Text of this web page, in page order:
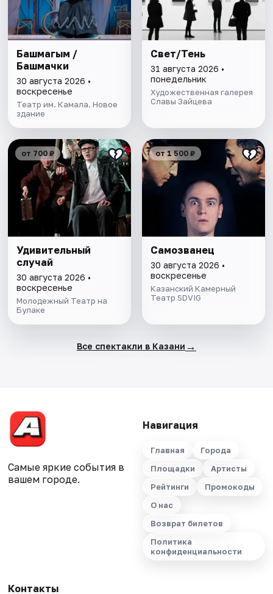
Башмагым /
Башмачки
30 августа 2026 •
воскресенье
Театр им. Камала. Новое
здание
Свет/Тень
31 августа 2026 •
понедельник
Художественная галерея
Славы Зайцева
от 700 ₽
Удивительный
случай
30 августа 2026 •
воскресенье
Молодежный Театр на
Булаке
от 1 500 ₽
Самозванец
30 августа 2026 •
воскресенье
Казанский Камерный
Театр SDVIG
Все спектакли в Казани →
Самые яркие события в
вашем городе.
Навигация
Главная
Города
Площадки
Артисты
Рейтинги
Промокоды
О нас
Возврат билетов
Политика
конфиденциальности
Контакты